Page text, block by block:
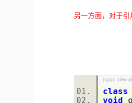
另一方面，对于引
[cpp] view
class
void